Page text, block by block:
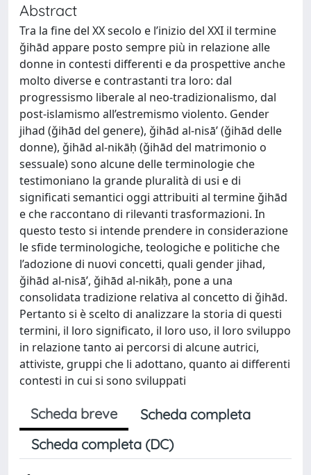
Abstract
Tra la fine del XX secolo e l’inizio del XXI il termine
ǧihād appare posto sempre più in relazione alle
donne in contesti differenti e da prospettive anche
molto diverse e contrastanti tra loro: dal
progressismo liberale al neo-tradizionalismo, dal
post-islamismo all’estremismo violento. Gender
jihad (ǧihād del genere), ǧihād al-nisāʼ (ǧihād delle
donne), ǧihād al-nikāḥ (ǧihād del matrimonio o
sessuale) sono alcune delle terminologie che
testimoniano la grande pluralità di usi e di
significati semantici oggi attribuiti al termine ǧihād
e che raccontano di rilevanti trasformazioni. In
questo testo si intende prendere in considerazione
le sfide terminologiche, teologiche e politiche che
l’adozione di nuovi concetti, quali gender jihad,
ǧihād al-nisāʼ, ǧihād al-nikāḥ, pone a una
consolidata tradizione relativa al concetto di ǧihād.
Pertanto si è scelto di analizzare la storia di questi
termini, il loro significato, il loro uso, il loro sviluppo
in relazione tanto ai percorsi di alcune autrici,
attiviste, gruppi che li adottano, quanto ai differenti
contesti in cui si sono sviluppati
Scheda breve
Scheda completa
Scheda completa (DC)